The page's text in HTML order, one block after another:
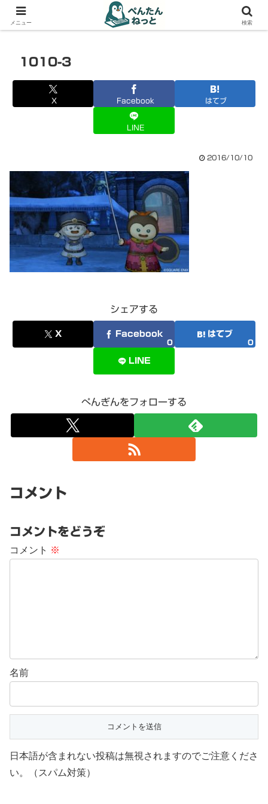
PCやガジェットの備忘録
1010-3
X Facebook はてブ
LINE
2016/10/10
シェアする
X Facebook
0
はてブ
0
LINE
ぺんぎんをフォローする
コメント
コメントをどうぞ
コメント ※
名前
日本語が含まれない投稿は無視されますのでご注意くださ
い。（スパム対策）
メニュー 検索